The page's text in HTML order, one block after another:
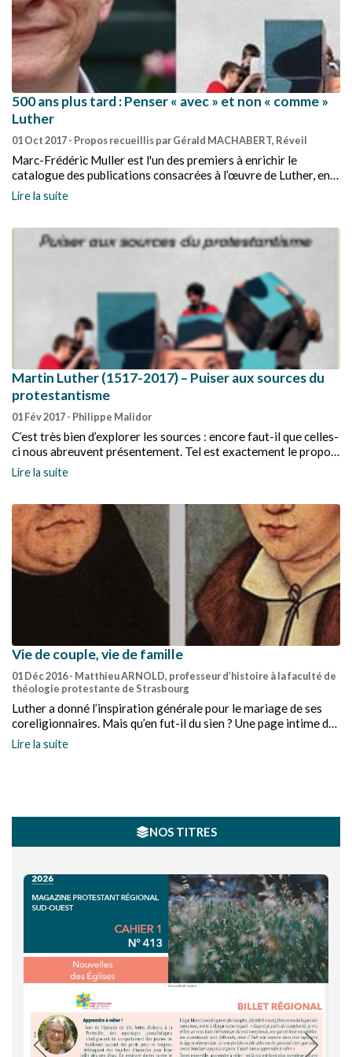
500 ans plus tard : Penser « avec » et non « comme »
Luther
01 Oct 2017- Propos recueillis par Gérald MACHABERT, Réveil
Marc-Frédéric Muller est l'un des premiers à enrichir le
catalogue des publications consacrées à l’œuvre de Luther, en
vue de la commémoration des 500 ans du geste fondateur de
l’affichage des 95 thèses. Dès le début de l’année 2016, il
du Réformateur de Wittenberg.
Lire la suite
Martin Luther (1517-2017) – Puiser aux sources du
protestantisme
01 Fév 2017- Philippe Malidor
C’est très bien d’explorer les sources : encore faut-il que celles-
ci nous abreuvent présentement. Tel est exactement le propos
de ce livre, qui met constamment en rapport avec nos
préoccupations contemporaines les grands thèmes abordés
Lire la suite
Vie de couple, vie de famille
01 Déc 2016- Matthieu ARNOLD, professeur d’histoire à la faculté de
théologie protestante de Strasbourg
Luther a donné l’inspiration générale pour le mariage de ses
coreligionnaires. Mais qu’en fut-il du sien ? Une page intime du
réformateur.
Lire la suite
NOS TITRES